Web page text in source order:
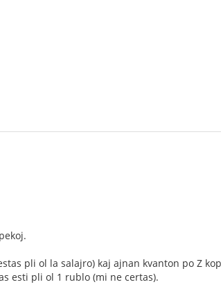
pli ol la salajro) kaj ajnan kvanton po Z
esti pli ol 1 rublo (mi ne certas).